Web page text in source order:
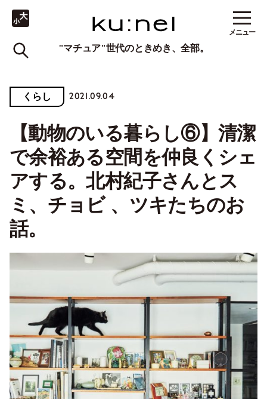
"マチュア"世代のときめき、全部。
メニュー
くらし 2021.09.04
【動物のいる暮らし⑥】清潔
で余裕ある空間を仲良くシェ
アする。北村紀子さんとス
ミ、チョビ 、ツキたちのお
話。